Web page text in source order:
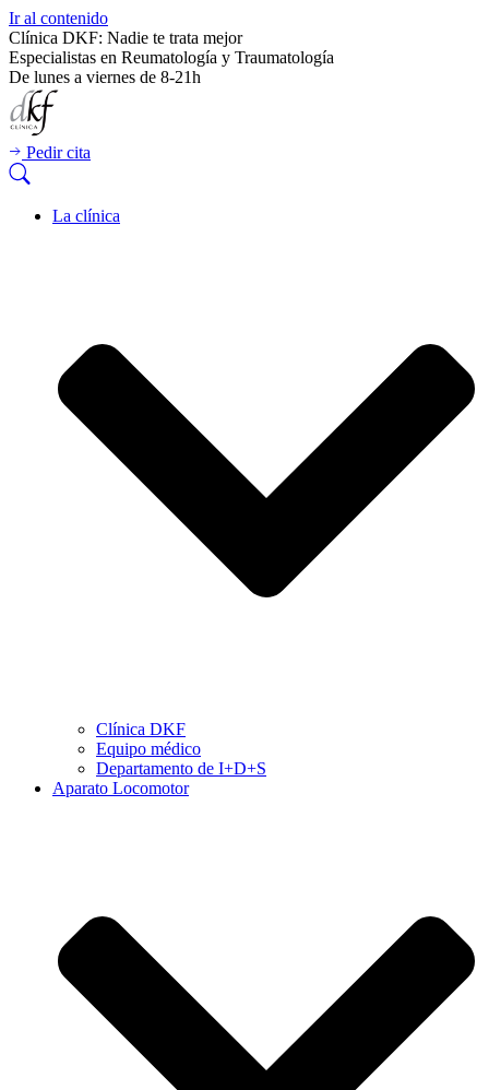
Ir al contenido
Clínica DKF: Nadie te trata mejor
Especialistas en Reumatología y Traumatología
De lunes a viernes de 8-21h
Pedir cita
La clínica
Clínica DKF
Equipo médico
Departamento de I+D+S
Aparato Locomotor